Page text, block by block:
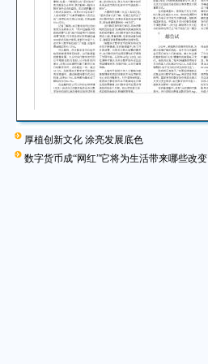
厚植创新文化 涂亮发展底色
数字货币成“网红”它将为生活带来哪些改变